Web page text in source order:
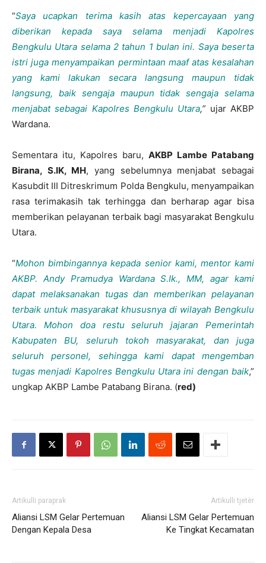
“Saya ucapkan terima kasih atas kepercayaan yang
diberikan kepada saya selama menjadi Kapolres
Bengkulu Utara selama 2 tahun 1 bulan ini. Saya beserta
istri juga menyampaikan permintaan maaf atas kesalahan
yang kami lakukan secara langsung maupun tidak
langsung, baik sengaja maupun tidak sengaja selama
menjabat sebagai Kapolres Bengkulu Utara,” ujar AKBP
Wardana.
Sementara itu, Kapolres baru, AKBP Lambe Patabang
Birana, S.IK, MH, yang sebelumnya menjabat sebagai
Kasubdit III Ditreskrimum Polda Bengkulu, menyampaikan
rasa terimakasih tak terhingga dan berharap agar bisa
memberikan pelayanan terbaik bagi masyarakat Bengkulu
Utara.
“Mohon bimbingannya kepada senior kami, mentor kami
AKBP. Andy Pramudya Wardana S.Ik., MM, agar kami
dapat melaksanakan tugas dan memberikan pelayanan
terbaik untuk masyarakat khususnya di wilayah Bengkulu
Utara. Mohon doa restu seluruh jajaran Pemerintah
Kabupaten BU, seluruh tokoh masyarakat, dan juga
seluruh personel, sehingga kami dapat mengemban
tugas menjadi Kapolres Bengkulu Utara ini dengan baik,”
ungkap AKBP Lambe Patabang Birana. (red)
Artikulli paraprak
Aliansi LSM Gelar Pertemuan
Dengan Kepala Desa
Artikulli tjetër
Aliansi LSM Gelar Pertemuan
Ke Tingkat Kecamatan